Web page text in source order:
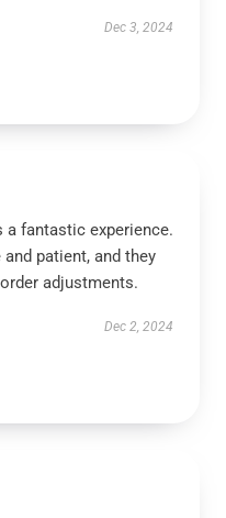
Dec 3, 2024
fantastic experience.
patient, and they
adjustments.
Dec 2, 2024